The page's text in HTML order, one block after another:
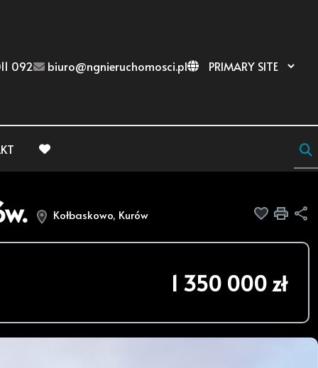
092 biuro@ngnieruchomosci.pl
favorite
Kołbaskowo, Kurów Dodaj
1 350 000 zł